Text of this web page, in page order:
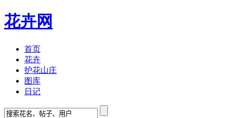
花卉网
首页
花卉
护花山庄
图库
日记